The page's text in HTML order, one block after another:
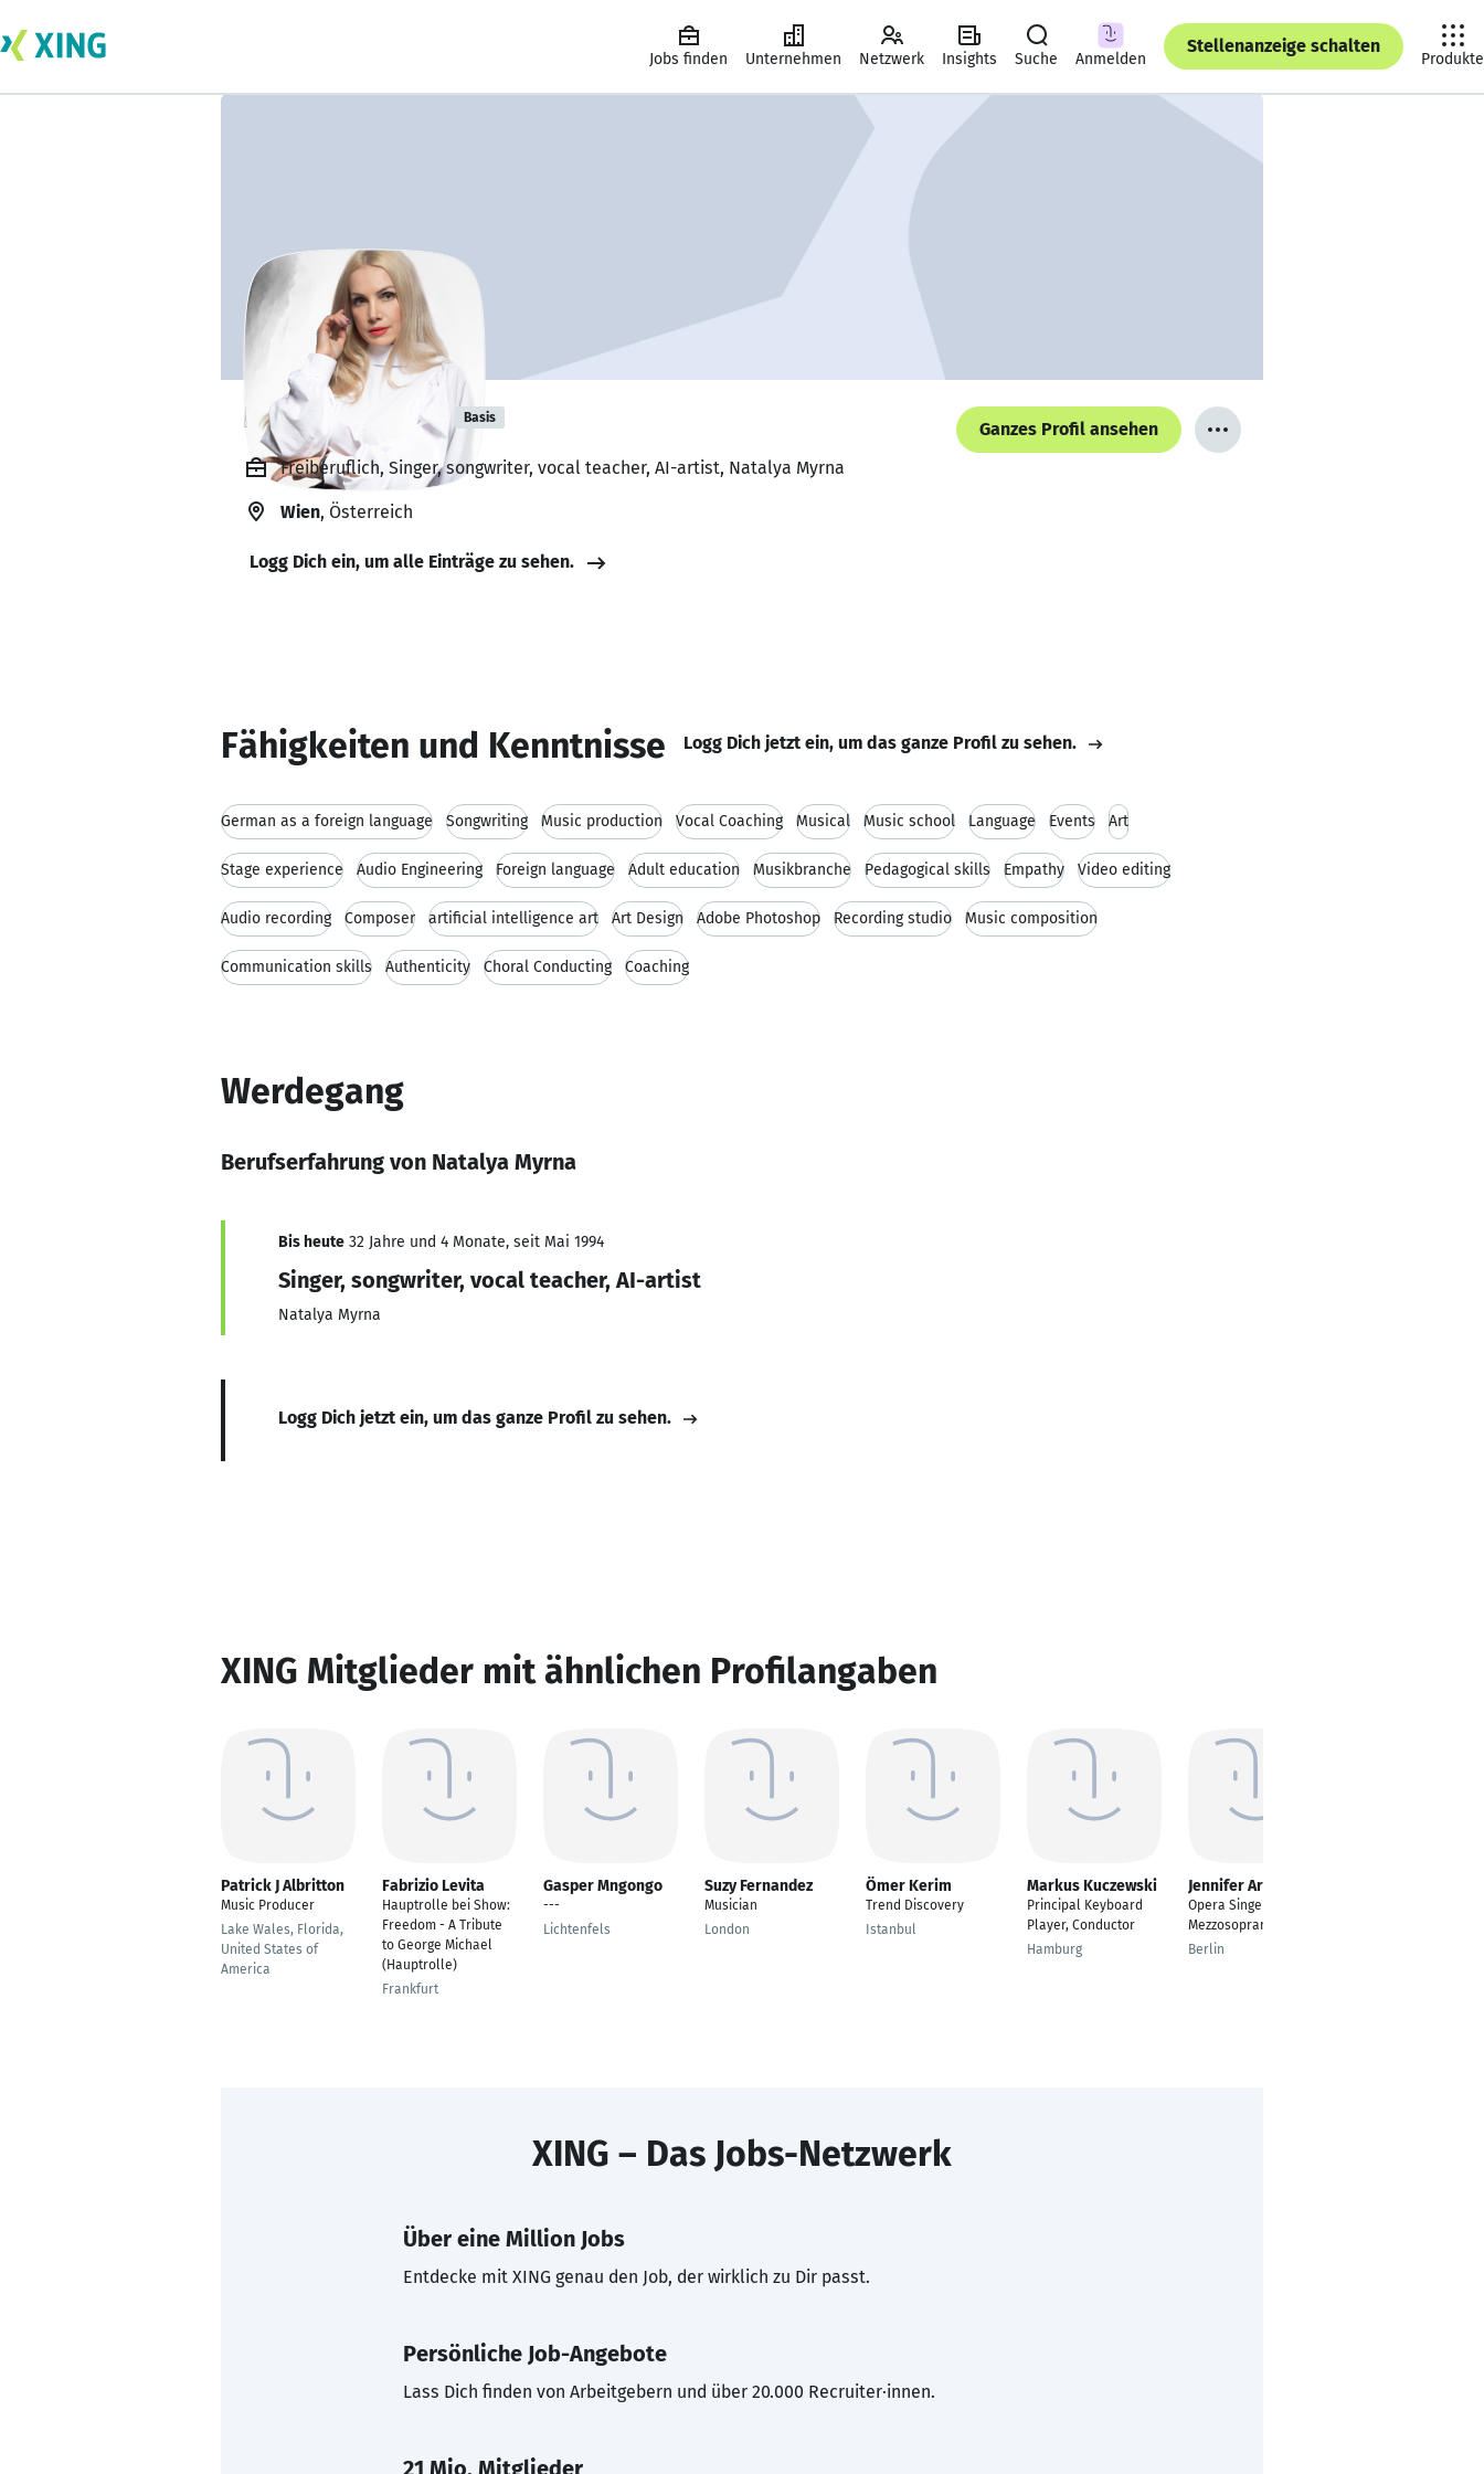
Jobs finden Unternehmen Netzwerk Insights Suche Anmelden
Stellenanzeige schalten
Produkte
Natalya Myrna Basis
Ganzes Profil ansehen
Freiberuflich, Singer, songwriter, vocal teacher, AI-artist, Natalya Myrna
Wien, Österreich
Logg Dich ein, um alle Einträge zu sehen.
Fähigkeiten und Kenntnisse Logg Dich jetzt ein, um das ganze Profil zu sehen.
German as a foreign language Songwriting Music production Vocal Coaching Musical Music school Language Events Art
Stage experience Audio Engineering Foreign language Adult education Musikbranche Pedagogical skills Empathy Video editing
Audio recording Composer artificial intelligence art Art Design Adobe Photoshop Recording studio Music composition
Communication skills Authenticity Choral Conducting Coaching
Werdegang
Berufserfahrung von Natalya Myrna
Bis heute 32 Jahre und 4 Monate, seit Mai 1994
Singer, songwriter, vocal teacher, AI-artist
Natalya Myrna
Logg Dich jetzt ein, um das ganze Profil zu sehen.
XING Mitglieder mit ähnlichen Profilangaben
Patrick J Albritton
Music Producer
Lake Wales, Florida,
United States of
America
Fabrizio Levita
Hauptrolle bei Show:
Freedom - A Tribute
to George Michael
(Hauptrolle)
Frankfurt
Gasper Mngongo
---
Lichtenfels
Suzy Fernandez
Musician
London
Ömer Kerim
Trend Discovery
Istanbul
Markus Kuczewski
Principal Keyboard
Player, Conductor
Hamburg
Jennifer Arnold
Opera Singer
Mezzosoprano
Berlin
XING – Das Jobs-Netzwerk
Über eine Million Jobs
Entdecke mit XING genau den Job, der wirklich zu Dir passt.
Persönliche Job-Angebote
Lass Dich finden von Arbeitgebern und über 20.000 Recruiter·innen.
21 Mio. Mitglieder